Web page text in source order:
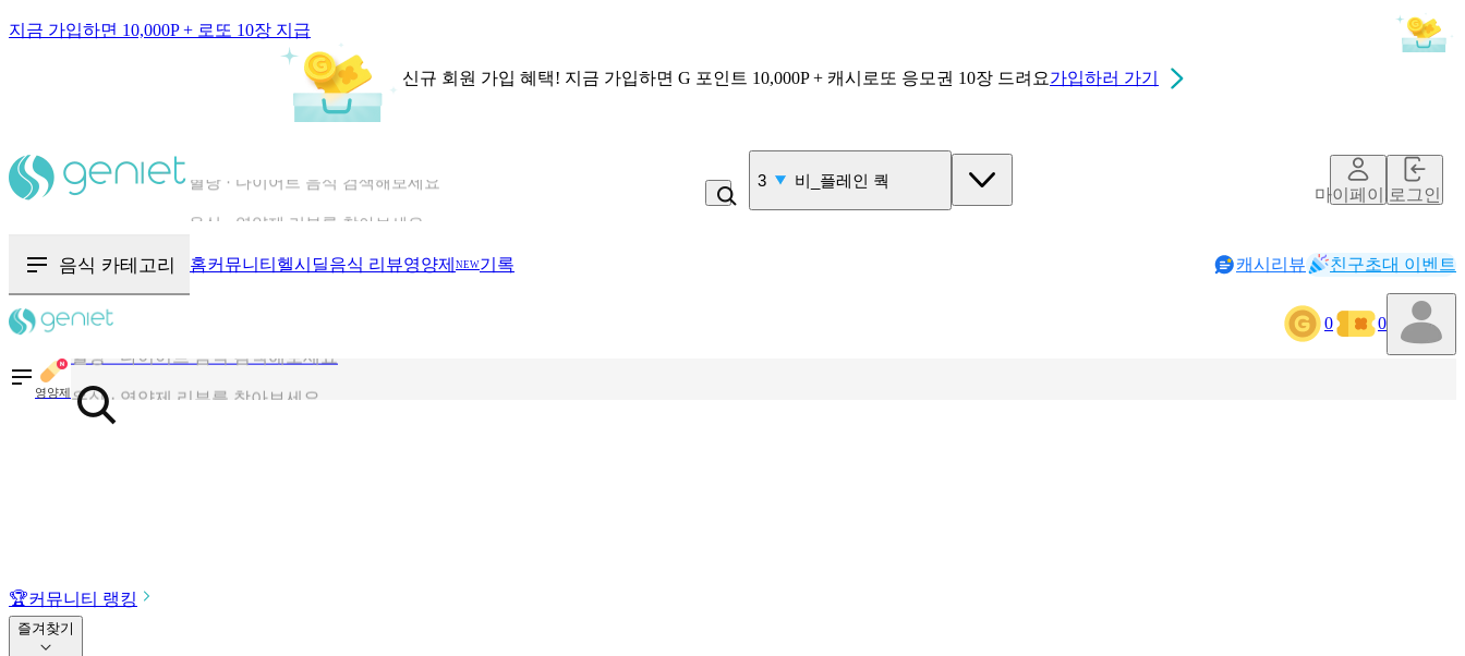
지금 가입하면 10,000P + 로또 10장 지급
신규 회원 가입 혜택! 지금 가입하면 G 포인트 10,000P + 캐시로또 응모권 10장 드려요가입하러 가기
4 백반
마이페이지로그인
음식 카테고리 홈커뮤니티 헬시딜음식 리뷰영양제 NEW기록 캐시리뷰 친구초대 이벤트
0 0
영양제
혈당 · 다이어트 음식 검색해보세요
🏆커뮤니티 랭킹
즐겨찾기